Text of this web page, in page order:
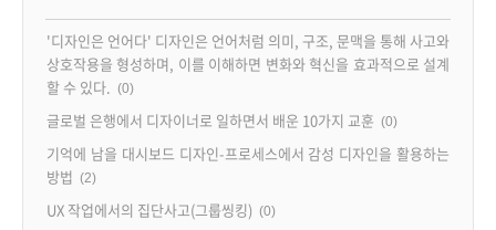
'디자인은 언어다' 디자인은 언어처럼 의미, 구조, 문맥을 통해 사고와
상호작용을 형성하며, 이를 이해하면 변화와 혁신을 효과적으로 설계
할 수 있다.
(0)
글로벌 은행에서 디자이너로 일하면서 배운 10가지 교훈 (0)
기억에 남을 대시보드 디자인-프로세스에서 감성 디자인을 활용하는
방법 (2)
UX 작업에서의 집단사고(그룹씽킹) (0)